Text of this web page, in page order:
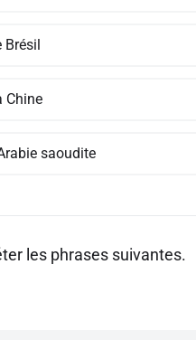
Brésil
Chine
saoudite
les phrases suivantes.